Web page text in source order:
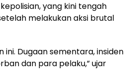
yang kini tengah
melakukan aksi brutal
Dugaan sementara, insiden
dan para pelaku,” ujar